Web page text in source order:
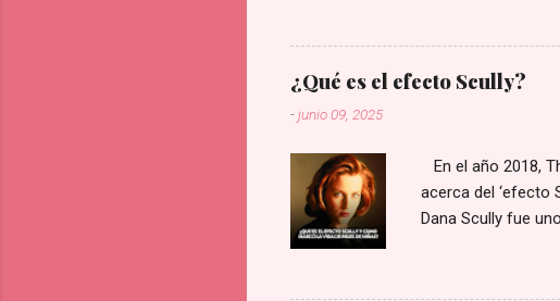
elegidos. Espero
¿Qué es el efecto Scully?
-junio 09, 2025
En el año 2018,
acerca del ‘efecto
Dana Scully fue
época era que
representativos de